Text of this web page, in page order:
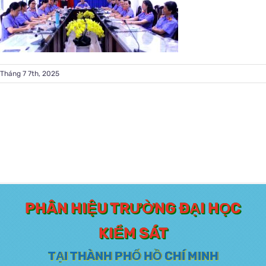
Tháng 7 7th, 2025
PHÂN HIỆU TRƯỜNG ĐẠI HỌC
KIỂM SÁT
TẠI THÀNH PHỐ HỒ CHÍ MINH